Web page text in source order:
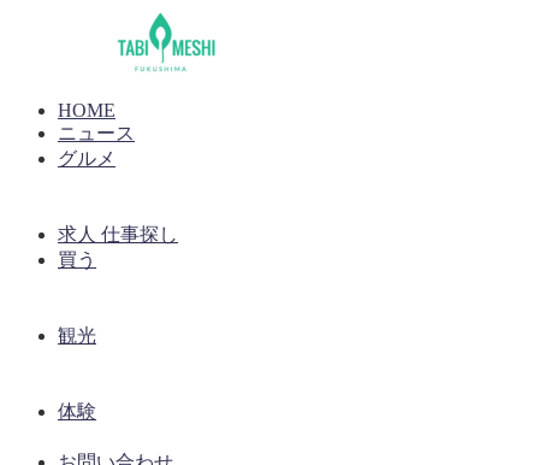
HOME
ニュース
グルメ
求人 仕事探し
買う
観光
体験